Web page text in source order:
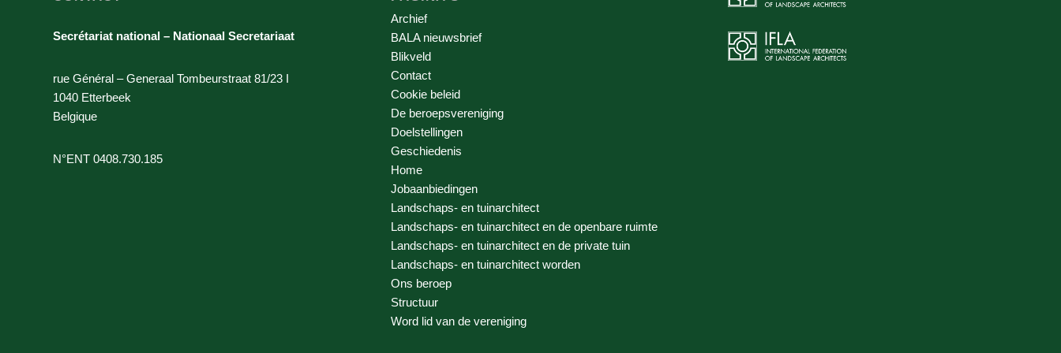
Secrétariat national – Nationaal Secretariaat
rue Général – Generaal Tombeurstraat 81/23 I
1040 Etterbeek
Belgique
N°ENT 0408.730.185
Archief
BALA nieuwsbrief
Blikveld
Contact
Cookie beleid
De beroepsvereniging
Doelstellingen
Geschiedenis
Home
Jobaanbiedingen
Landschaps- en tuinarchitect
Landschaps- en tuinarchitect en de openbare ruimte
Landschaps- en tuinarchitect en de private tuin
Landschaps- en tuinarchitect worden
Ons beroep
Structuur
Word lid van de vereniging